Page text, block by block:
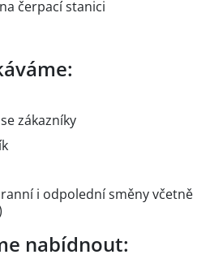
čerpací stanici
zákazníky
i odpolední směny včetně
nabídnout: